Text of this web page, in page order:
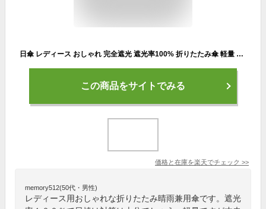
日傘 レディース おしゃれ 完全遮光 遮光率100% 折りたたみ傘 軽量 晴雨兼用傘 16本骨 小さめ 蝶 女性 男性 メンズ スポーツ 和風 uvカッド 雨傘 UVカット 丈夫 風に強い 可愛い かわいい 夏 ゴルフ 子供 梅雨対策グッズ シンプル プレゼント 母の日ギフト
この商品をサイトでみる
価格と在庫を楽天でチェック >>
memory512(50代・男性)
レディース用おしゃれな折りたたみ晴雨兼用傘です。遮光